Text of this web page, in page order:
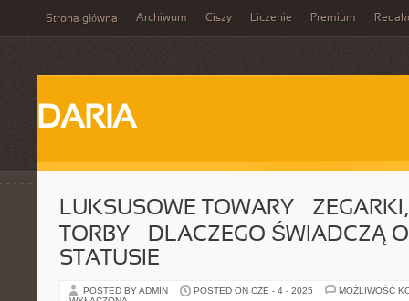
Strona główna Archiwum Ciszy Liczenie Premium
DARIA
LUKSUSOWE TOWARY –
TORBY – DLACZEGO ŚWIADCZĄ
STATUSIE
POSTED BY ADMIN POSTED ON CZE - 4 - 2025
MOŻLIWOŚĆ